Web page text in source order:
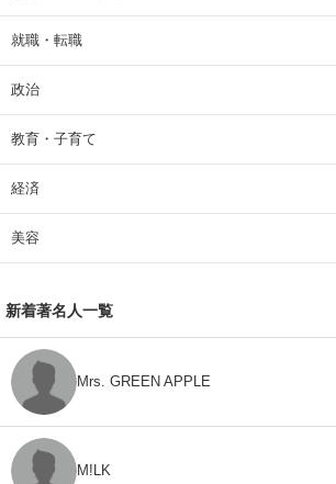
就職・転職
政治
教育・子育て
経済
美容
新着著名人一覧
Mrs. GREEN APPLE
M!LK